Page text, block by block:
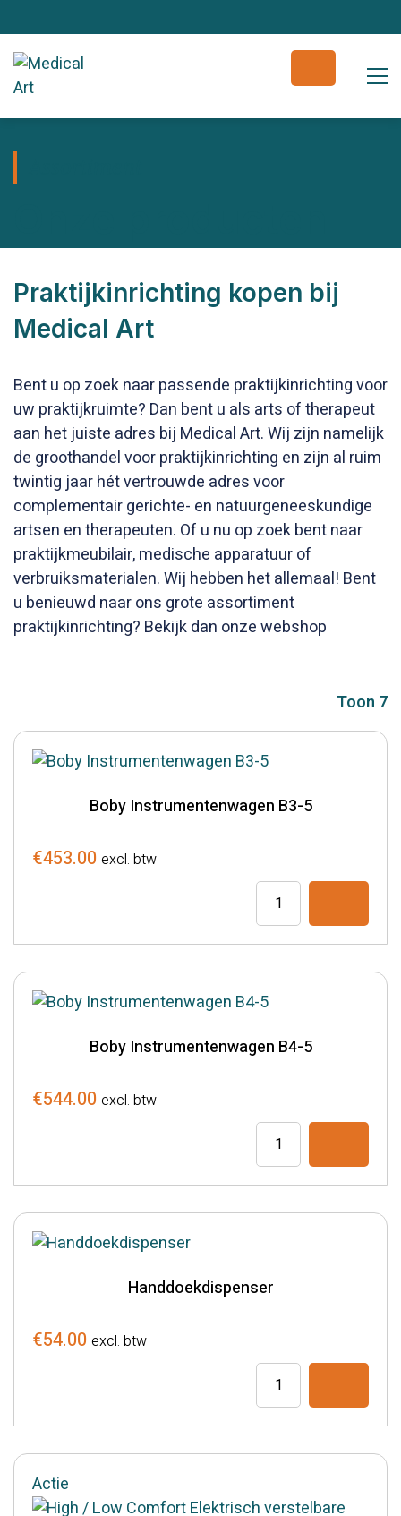
Praktijkinrichting kopen bij
Medical Art
Bent u op zoek naar passende praktijkinrichting voor
uw praktijkruimte? Dan bent u als arts of therapeut
aan het juiste adres bij Medical Art. Wij zijn namelijk
de groothandel voor praktijkinrichting en zijn al ruim
twintig jaar hét vertrouwde adres voor
complementair gerichte- en natuurgeneeskundige
artsen en therapeuten. Of u nu op zoek bent naar
praktijkmeubilair, medische apparatuur of
verbruiksmaterialen. Wij hebben het allemaal! Bent
u benieuwd naar ons grote assortiment
praktijkinrichting? Bekijk dan onze webshop
Toon 7
Boby Instrumentenwagen B3-5
€453.00 excl. btw
Boby
Instrumentenwagen
B3-
Boby Instrumentenwagen B4-5
€544.00 excl. btw
Boby
Instrumentenwagen
B4-
Handdoekdispenser
€54.00 excl. btw
Handdoekdispenser
Actie